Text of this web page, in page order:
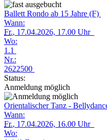
Ballett Rondo ab 15 Jahre (F)
Wann:
Fr., 17.04.2026, 17.00 Uhr
Wo:
1.1
Nr.:
2622500
Status:
Anmeldung möglich
Orientalischer Tanz -
Wann:
Fr., 17.04.2026, 16.00 Uhr
Wo: